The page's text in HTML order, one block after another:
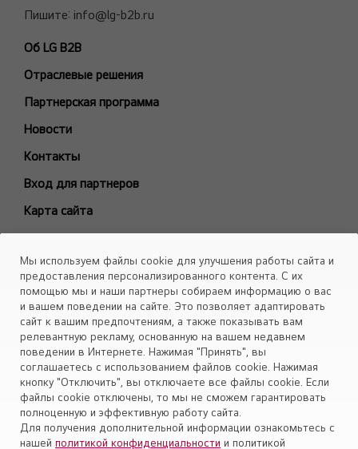
Полупромышленные сплит-системы
Холодильные Машины (Чиллеры)
Фанкойлы
Модели снятые с производства
БЫТОВЫЕ СПЛИТ-СИСТЕМЫ
ARTCOOL Mirror
ARTCOOL Objet Green
Deluxe Pro
Air PuriCare
Evo Max
Eco Smart
Look Smart
ProCool
Mega Dual Plus
Пишите: info@lg-b2b.ru
Об LG B2B
Отраслевые решения
Партнерская программа
Новости
Контакты
Вход для партнеров
Карта сайта
Скачать
Объекты
Установите приложение «Cервис кондиционеров LG Aircon»
Мы используем файлы cookie для улучшения работы сайта и
предоставления персонализированного контента. С их
помощью мы и наши партнеры собираем информацию о вас
и вашем поведении на сайте. Это позволяет адаптировать
сайт к вашим предпочтениям, а также показывать вам
релевантную рекламу, основанную на вашем недавнем
поведении в Интернете. Нажимая "Принять", вы
соглашаетесь с использованием файлов cookie. Нажимая
кнопку "Отключить", вы отключаете все файлы cookie. Если
файлы cookie отключены, то мы не сможем гарантировать
полноценную и эффективную работу сайта.
Для получения дополнительной информации ознакомьтесь с
нашей политикой конфиденциальности и политикой